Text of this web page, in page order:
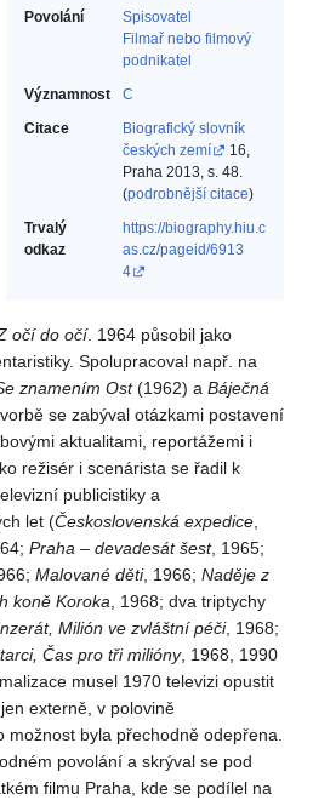
Povolání
Spisovatel‎
Filmař nebo filmový
podnikatel‎
Významnost
C
Citace
Biografický slovník
českých zemí
16,
Praha 2013, s. 48.
(podrobnější citace)
Trvalý
odkaz
https://biography.hiu.c
as.cz/pageid/6913
4
očí do očí. 1964 působil jako
Spolupracoval např. na
znamením Ost(1962) a Báječná
se zabýval otázkami postavení
aktualitami, reportážemi i
režisér i scenárista se řadil k
publicistiky a
let (Československá expedice
Praha – devadesát šest, 1965;
Malované děti, 1966; Naděje z
koně Koroka , 1968; dva triptychy
Milión ve zvláštní péči, 1968;
Čas pro tři milióny, 1968, 1990
musel 1970 televizi opustit
externě, v polovině
byla přechodně odepřena.
povolání a skrýval se pod
filmu Praha, kde se podílel na